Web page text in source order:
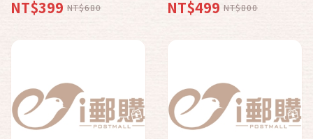
負離子加壓百變花灑省水
蓮蓬頭-馬卡龍繽紛色系
NT$399 NT$680
〈8ST水晶紅x1 香精x3
花形環x1〉
NT$499 NT$800